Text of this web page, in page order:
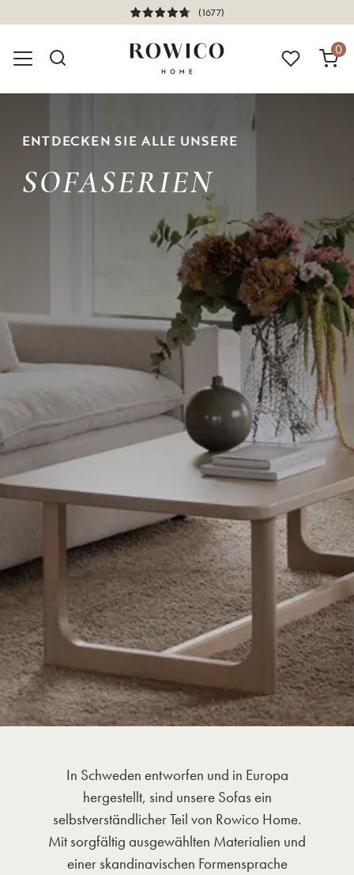
DEUTSCHER KUNDENSERVICE FSC®-ZERTIFIZIERT
(1677)
0
ENTDECKEN SIE ALLE UNSERE
SOFASERIEN
In Schweden entworfen und in Europa
hergestellt, sind unsere Sofas ein
selbstverständlicher Teil von Rowico Home.
Mit sorgfältig ausgewählten Materialien und
einer skandinavischen Formensprache